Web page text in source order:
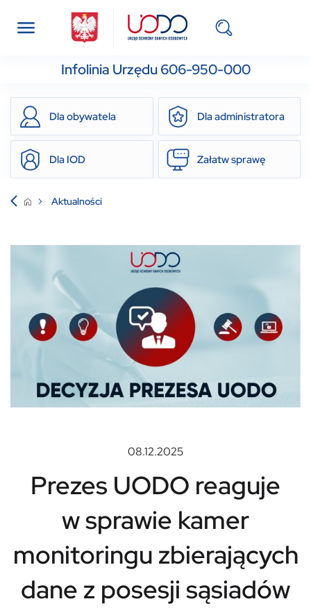
Infolinia Urzędu 606-950-000
Dla obywatela Dla administratora
Dla IOD Załatw sprawę
Aktualności
08.12.2025
Prezes UODO reaguje
w sprawie kamer
monitoringu zbierających
dane z posesji sąsiadów